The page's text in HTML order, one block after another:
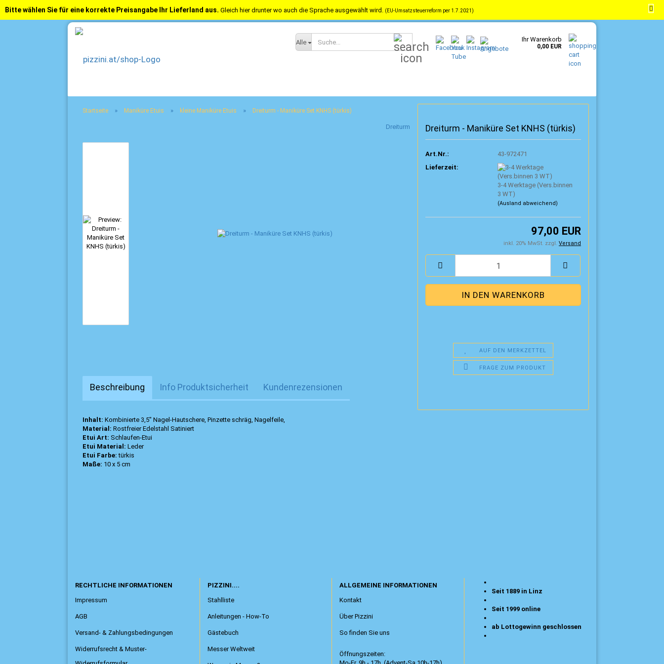
Versandkostenfrei in Österreich ab 100,-- / nach Deutschland ab 150,--
Alle Ihr Warenkorb
0,00 EUR
Bitte wählen Sie für eine korrekte Preisangabe Ihr Lieferland aus. Gleich hier drunter wo auch die Sprache ausgewählt wird. (EU-Umsatzsteuerreform per 1.7.2021)
Startseite » Maniküre Etuis » kleine Maniküre Etuis » Dreiturm - Maniküre Set KNHS (türkis)
Dreiturm Dreiturm - Maniküre Set KNHS (türkis)
Art.Nr.:
43-972471
Lieferzeit:
3-4 Werktage (Vers.binnen
3 WT)
(Ausland abweichend)
97,00 EUR
inkl. 20% MwSt. zzgl. Versand
AUF DEN MERKZETTEL
FRAGE ZUM PRODUKT
Beschreibung Info Produktsicherheit Kundenrezensionen
Inhalt: Kombinierte 3,5" Nagel-Hautschere, Pinzette schräg, Nagelfeile,
Material: Rostfreier Edelstahl Satiniert
Etui Art: Schlaufen-Etui
Etui Material: Leder
Etui Farbe: türkis
Maße: 10 x 5 cm
RECHTLICHE INFORMATIONEN
Impressum
AGB
Versand- & Zahlungsbedingungen
Widerrufsrecht & Muster-
PIZZINI....
Stahlliste
Anleitungen - How-To
Gästebuch
Messer Weltweit
ALLGEMEINE INFORMATIONEN
Kontakt
Über Pizzini
So finden Sie uns
Öffnungszeiten:
Seit 1889 in Linz
Seit 1999 online
ab Lottogewinn geschlossen